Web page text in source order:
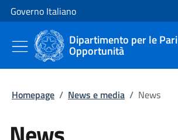
Vai al contenuto
Vai alla navigazione del sito
Governo Italiano
Dipartimento per le Pari
Opportunità
Homepage / News e media / News